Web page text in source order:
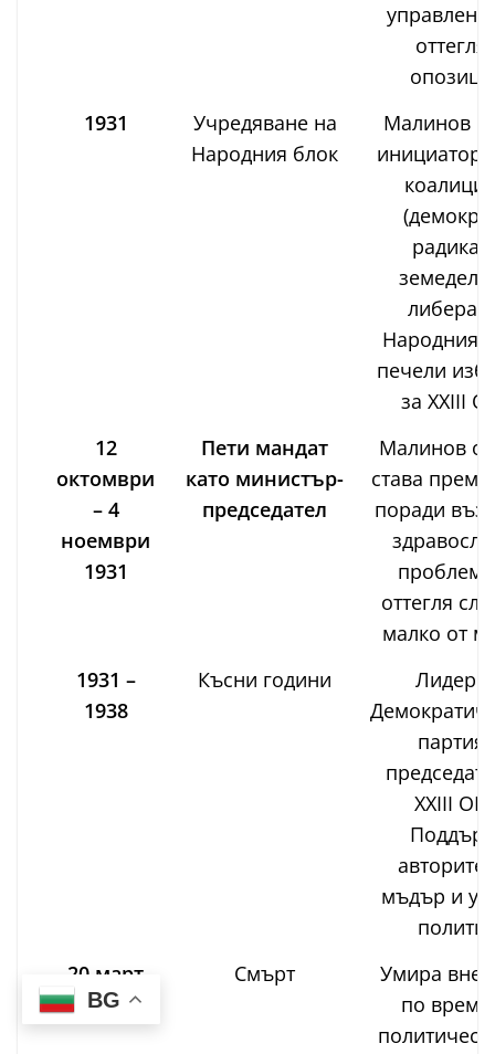
оттегля
1931
Учредяване на
Народния блок
Малинов е
Народният
печели
за XXIII
12
октомври
– 4
ноември
1931
Пети мандат
като министър-
председател
Малинов
става
поради
оттегля
малко от
1931 –
1938
Късни години
Лидер
партия
XXIII
мъдър и
20 март
1938
Смърт
Умира
по време
BG